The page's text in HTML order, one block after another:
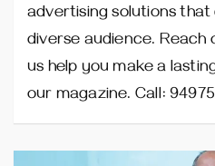
advertising solutions
diverse audience.
us help you make a
our magazine. Call: